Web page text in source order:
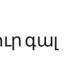
գալ